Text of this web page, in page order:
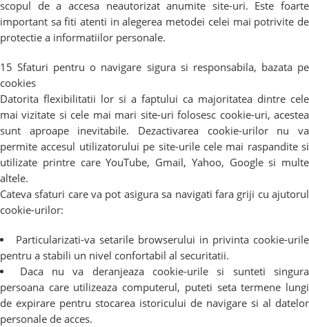
scopul de a accesa neautorizat anumite site-uri. Este foarte
important sa fiti atenti in alegerea metodei celei mai potrivite de
protectie a informatiilor personale.
15 Sfaturi pentru o navigare sigura si responsabila, bazata pe
cookies
Datorita flexibilitatii lor si a faptului ca majoritatea dintre cele
mai vizitate si cele mai mari site-uri folosesc cookie-uri, acestea
sunt aproape inevitabile. Dezactivarea cookie-urilor nu va
permite accesul utilizatorului pe site-urile cele mai raspandite si
utilizate printre care YouTube, Gmail, Yahoo, Google si multe
altele.
Cateva sfaturi care va pot asigura sa navigati fara griji cu ajutorul
cookie-urilor:
Particularizati-va setarile browserului in privinta cookie-urile
pentru a stabili un nivel confortabil al securitatii.
Daca nu va deranjeaza cookie-urile si sunteti singura
persoana care utilizeaza computerul, puteti seta termene lungi
de expirare pentru stocarea istoricului de navigare si al datelor
personale de acces.